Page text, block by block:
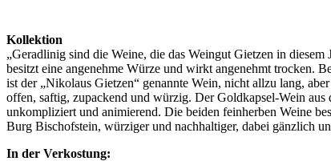
Kollektion
„Geradlinig sind die Weine, die das Weingut Gietzen in
besitzt eine angenehme Würze und wirkt angenehmt trocken.
ist der „Nikolaus Gietzen“ genannte Wein, nicht allzu lang,
offen, saftig, zupackend und würzig. Der Goldkapsel-Wein
unkompliziert und animierend. Die beiden feinherben Weine
Burg Bischofstein, würziger und nachhaltiger, dabei gänzlich
In der Verkostung: